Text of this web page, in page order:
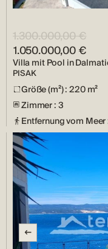
1.300.000,00 €
1.050.000,00 €
Villa mit Pool in
PISAK
Größe (m²) : 220 m²
Zimmer : 3
Entfernung vom